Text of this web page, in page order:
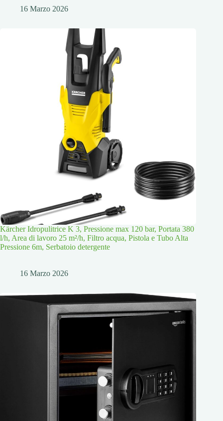
16 Marzo 2026
Kärcher Idropulitrice K 3, Pressione max 120 bar, Portata 380
l/h, Area di lavoro 25 m²/h, Filtro acqua, Pistola e Tubo Alta
Pressione 6m, Serbatoio detergente
16 Marzo 2026